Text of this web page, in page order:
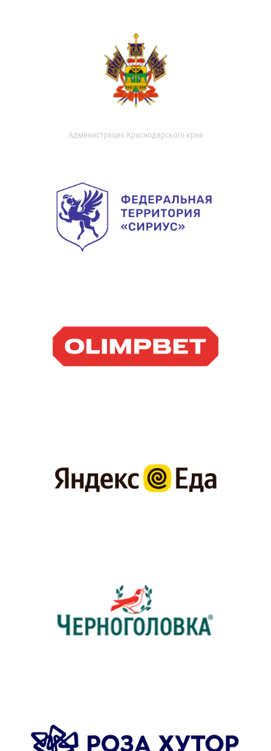
Администрация Краснодарского края